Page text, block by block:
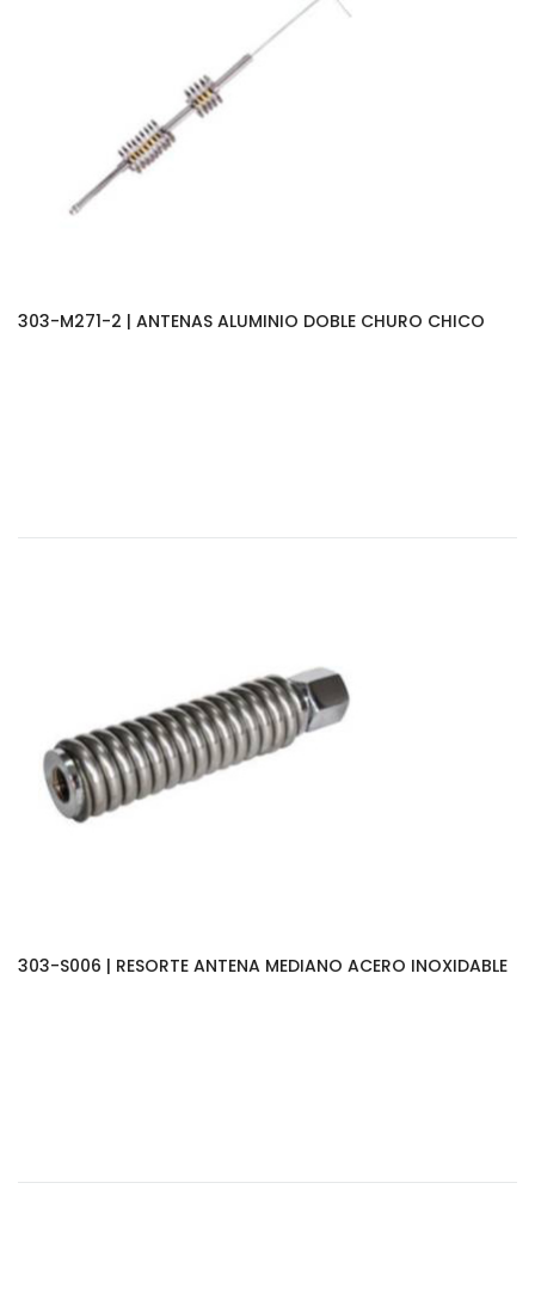
303-M271-2 | ANTENAS ALUMINIO DOBLE CHURO CHICO
303-S006 | RESORTE ANTENA MEDIANO ACERO INOXIDABLE